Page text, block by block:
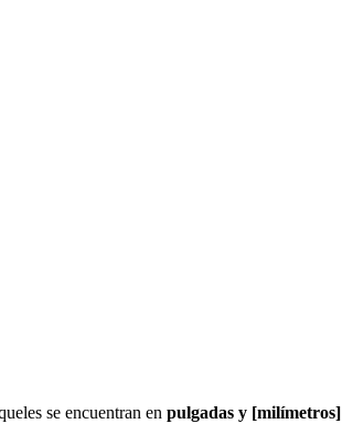
se encuentran en pulgadas y [milímetros]